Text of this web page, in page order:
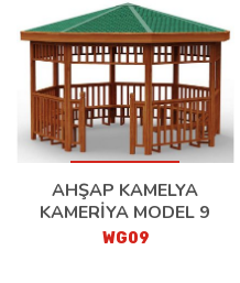
AHŞAP KAMELYA
KAMERİYA MODEL 9
WG09